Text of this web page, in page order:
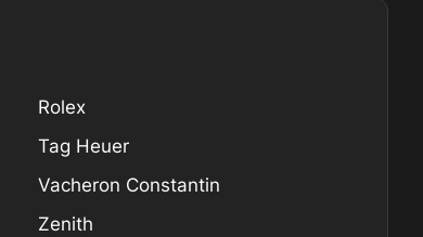
Rolex
Tag Heuer
Vacheron Constantin
Zenith